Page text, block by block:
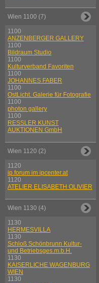
Wien 1100 (7)
1100
ANZENBERGER GALLERY
1100
Bildraum Studio
1100
Kulturverband Favoriten
1100
JOHANNES FABER
1100
OstLicht. Galerie für Fotografie
1100
photon gallery
1100
RESSLER KUNST
AUKTIONEN GmbH
Wien 1120 (2)
1120
ip.forum im ipcenter.at
1120
ATELIER ELISABETH OLIVIER
Wien 1130 (4)
1130
HERMESVILLA
1130
Schloß Schönbrunn Kultur-
und Betriebsges.m.b.H.
1130
KAISERLICHE WAGENBURG
WIEN
1130